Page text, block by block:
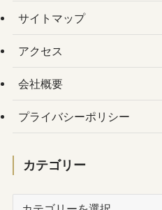
サイトマップ
アクセス
会社概要
プライバシーポリシー
カテゴリー